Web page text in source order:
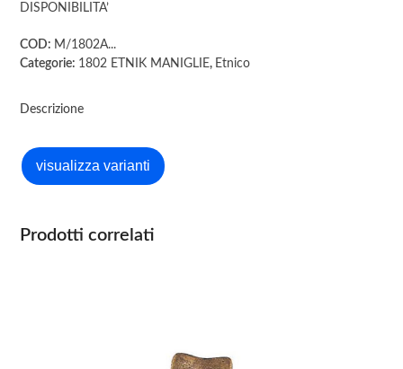
DISPONIBILITA’
COD: M/1802A...
Categorie: 1802 ETNIK MANIGLIE, Etnico
Descrizione
Prodotti correlati